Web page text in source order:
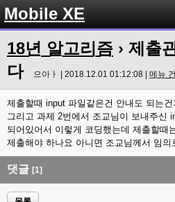
Mobile XE
18년 알고리즘 › 제출
다
으아ㅏ | 2018.12.01 01:12:08 | 메뉴
제출할때 input 파일같은건 안내도 되는건
그리고 과제 2번에서 조교님이 보내주신
되어있어서 이렇게 코딩했는데 제출할때
제출해야 하나요 아니면 조교님께서 임의
댓글 [1]